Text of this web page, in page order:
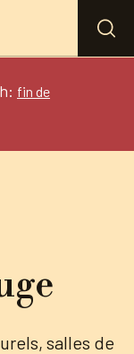
fin de
salles de